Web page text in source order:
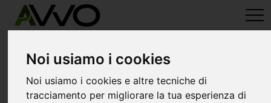
Noi usiamo i cookies
Noi usiamo i cookies e altre tecniche di
tracciamento per migliorare la tua esperienza di
avvo-it>Ascoli Piceno> Avvocati altidona